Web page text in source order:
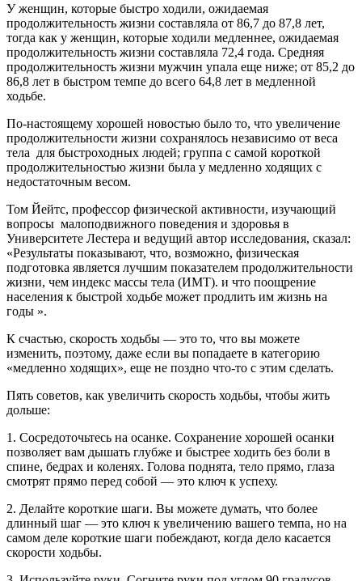
У женщин, которые быстро ходили, ожидаемая
продолжительность жизни составляла от 86,7 до 87,8 лет,
тогда как у женщин, которые ходили медленнее, ожидаемая
продолжительность жизни составляла 72,4 года. Средняя
продолжительность жизни мужчин упала еще ниже; от 85,2 до
86,8 лет в быстром темпе до всего 64,8 лет в медленной
ходьбе.
По-настоящему хорошей новостью было то, что увеличение
продолжительности жизни сохранялось независимо от веса
тела для быстроходных людей; группа с самой короткой
продолжительностью жизни была у медленно ходящих с
недостаточным весом.
Том Йейтс, профессор физической активности, изучающий
вопросы малоподвижного поведения и здоровья в
Университете Лестера и ведущий автор исследования, сказал:
«Результаты показывают, что, возможно, физическая
подготовка является лучшим показателем продолжительности
жизни, чем индекс массы тела (ИМТ). и что поощрение
населения к быстрой ходьбе может продлить им жизнь на
годы ».
К счастью, скорость ходьбы — это то, что вы можете
изменить, поэтому, даже если вы попадаете в категорию
«медленно ходящих», еще не поздно что-то с этим сделать.
Пять советов, как увеличить скорость ходьбы, чтобы жить
дольше:
1. Сосредоточьтесь на осанке. Сохранение хорошей осанки
позволяет вам дышать глубже и быстрее ходить без боли в
спине, бедрах и коленях. Голова поднята, тело прямо, глаза
смотрят прямо перед собой — это ключ к успеху.
2. Делайте короткие шаги. Вы можете думать, что более
длинный шаг — это ключ к увеличению вашего темпа, но на
самом деле короткие шаги побеждают, когда дело касается
скорости ходьбы.